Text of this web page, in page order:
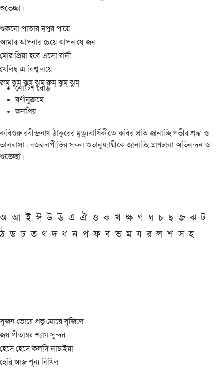
শুভেচ্ছা।
শুকনো পাতার নূপুর পায়ে
আমার আপনার চেয়ে আপন যে জন
মোর প্রিয়া হবে এসো রানী
খেলিছ এ বিশ্ব লয়ে
রুম্ ঝুম্ ঝুম্ ঝুম্ রুম্ ঝুম্ ঝুম্
নোটিশ বোর্ড
বর্ণানুক্রমে
জনপ্রিয়
কবিগুরু রবীন্দ্রনাথ ঠাকুরের মৃত্যুবার্ষিকীতে কবির প্রতি জানাচ্ছি গভীর শ্রদ্ধা ও
ভালবাসা। নজরুলগীতির সকল শুভানুধ্যায়ীকে জানাচ্ছি প্রাণঢালা অভিনন্দন ও
শুভেচ্ছা।
অ আ ই ঈ উ ঊ এ ঐ ও ক খ ক্ষ গ ঘ চ ছ জ ঝ ট
ঠ ড ঢ ত থ দ ধ ন প ফ ব ভ ম য র ল শ স হ
সৃজন-ভোরে প্রভু মোরে সৃজিলে
জয় পীতাম্বর শ্যাম সুন্দর
হেসে হেসে কল্‌সি নাচাইয়া
হেরি আজ শূন্য নিখিল